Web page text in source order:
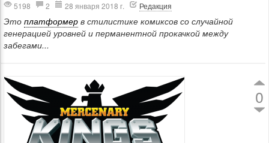
5198
2 28 января 2018 г. Редакция
Это платформер в стилистике комиксов со случайной
генерацией уровней и перманентной прокачкой между
забегами...
0